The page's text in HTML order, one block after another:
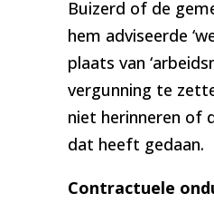
Buizerd of de
hem adviseerde
plaats van
vergunning te
niet herinneren of
dat heeft gedaan.
Contractuele